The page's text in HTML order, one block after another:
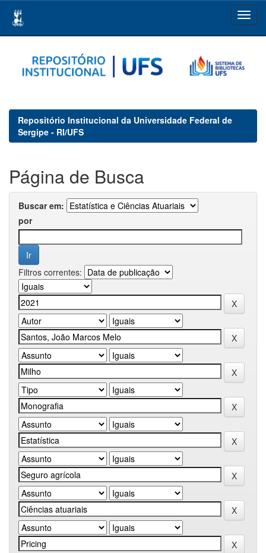
navigation
Repositório Institucional da Universidade Federal de
Sergipe - RI/UFS
Página de Busca
Buscar em:
por
Filtros correntes: